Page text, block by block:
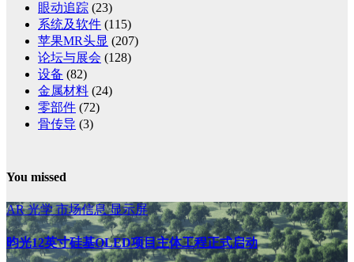
眼动追踪 (23)
系统及软件 (115)
苹果MR头显 (207)
论坛与展会 (128)
设备 (82)
金属材料 (24)
零部件 (72)
骨传导 (3)
You missed
AR光学市场信息显示屏
昀光12英寸硅基OLED项目主体工程正式启动